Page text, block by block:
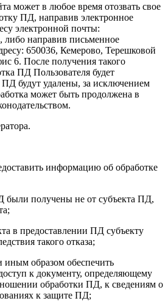
может в любое время отозвать свое
ПД, направив электронное
электронной почты:
, либо направив письменное
650036, Кемерово, Терешковой
6. После получения такого
ПД Пользователя будет
ПД будут удалены, за исключением
может быть продолжена в
информацию об обработке
были получены не от субъекта ПД,
в предоставлении ПД субъекту
такого отказа;
иным образом обеспечить
к документу, определяющему
обработки ПД, к сведениям о
к защите ПД;